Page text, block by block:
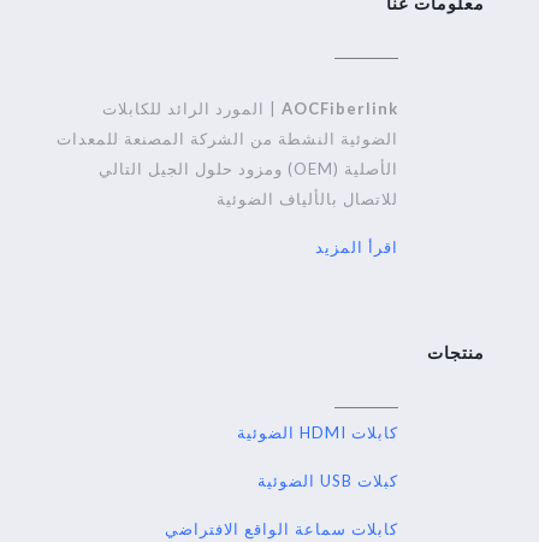
AOCFiberlink| المورد الرائد للكابلات
الضوئية النشطة من الشركة المصنعة للمعدات
الأصلية (OEM) ومزود حلول الجيل التالي
للاتصال بالألياف الضوئية
اقرأ المزيد
منتجات
كابلات HDMI الضوئية
كبلات USB الضوئية
كابلات سماعة الواقع الافتراضي